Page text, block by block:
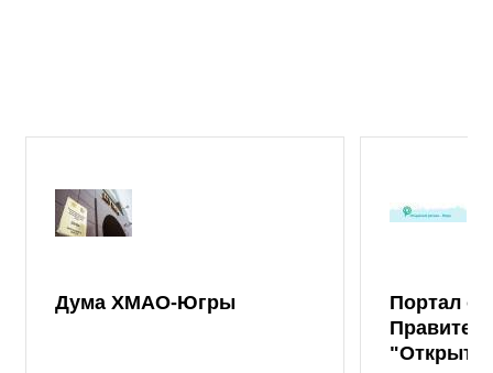
Дума ХМАО-Югры
Портал